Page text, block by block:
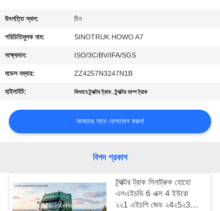
আমাদের
সাথে
যোগাযোগ
উদ্ধৃতি
অনুরোধ
সাইট
ম্যাপ
উৎপত্তি স্থল: চীন
পরিচিতিমুলক নাম: SINOTRUK HOWO A7
সাক্ষ্যদান: ISO/3C/BV/IFA/SGS
মডেল নম্বার: ZZ4257N3247N1B
হাইলাইট: কিভাবে ট্র্যাক্টর ট্রাক,ট্র্যাক্টর ডাম্প ট্রাক
আমাদের সাথে যোগাযোগ করুন!
বিশদ প্রকাশ
ট্র্যাক্টর ট্রাক সিনাট্রুক হোহো
এলএইচডি 6 এক্স 4 ইউরো
২২1 এইচপি জেড ২4২5২3২3